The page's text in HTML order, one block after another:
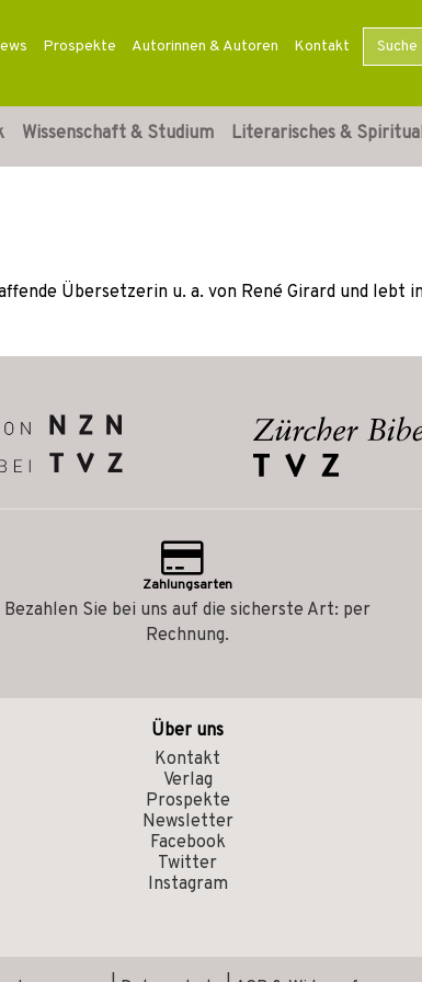
Prospekte Autorinnen & Autoren Kontakt
Wissenschaft & Studium Literarisches &
Übersetzerin u. a. von René Girard und lebt
Zahlungsarten
Bezahlen Sie bei uns auf die sicherste Art: per
Rechnung.
Über uns
Kontakt
Verlag
Prospekte
Newsletter
Facebook
Twitter
Instagram